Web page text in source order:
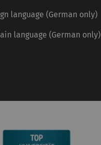
language (German only)
language (German only)